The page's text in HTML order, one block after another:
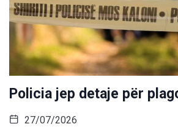
Policia jep detaje për
27/07/2026